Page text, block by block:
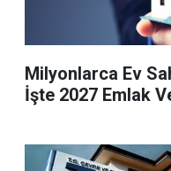
Milyonlarca Ev
İşte 2027 Emlak